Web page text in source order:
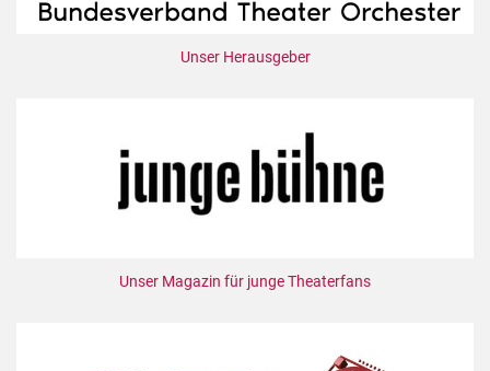
Unser Herausgeber
Unser Magazin für junge Theaterfans